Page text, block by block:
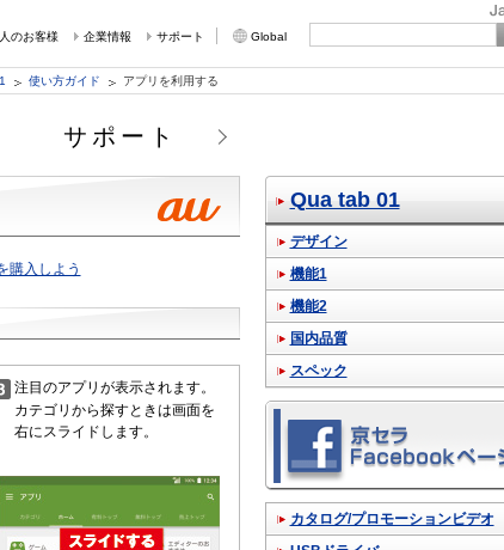
のお客様 企業情報 サポート Global
使い方ガイド アプリを利用する
サポート
購入しよう
注目のアプリが表示されます。
カテゴリから探すときは画面を
右にスライドします。
Qua tab 01
デザイン
機能1
機能2
国内品質
スペック
カタログ/プロモーションビデオ